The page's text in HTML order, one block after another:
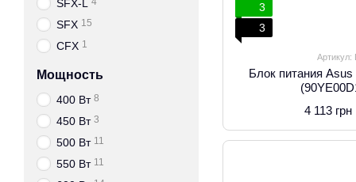
3
3
Артикул:
Блок питания
4 113 грн
SFX-L
SFX 15
CFX 1
Мощность
400 Вт 8
450 Вт 3
500 Вт 11
550 Вт 11